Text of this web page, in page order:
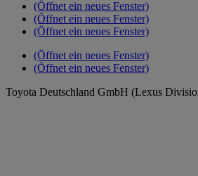
(Öffnet ein neues Fenster)
(Öffnet ein neues Fenster)
(Öffnet ein neues Fenster)
(Öffnet ein neues Fenster)
(Öffnet ein neues Fenster)
Toyota Deutschland GmbH (Lexus